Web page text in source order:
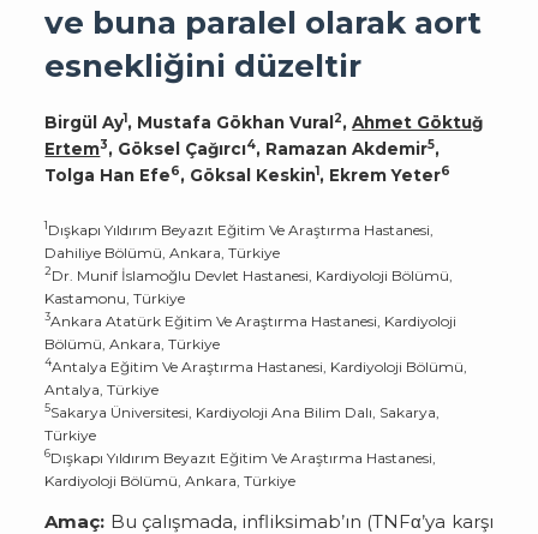
ve buna paralel olarak aort
esnekliğini düzeltir
Birgül Ay1, Mustafa Gökhan Vural 2,Ahmet Göktuğ
Ertem3, Göksel Çağırcı4, Ramazan Akdemir5,
Tolga Han Efe6, Göksal Keskin1, Ekrem Yeter6
1Dışkapı Yıldırım Beyazıt Eğitim Ve Araştırma Hastanesi,
Dahiliye Bölümü, Ankara, Türkiye
2Dr. Munif İslamoğlu Devlet Hastanesi, Kardiyoloji Bölümü,
Kastamonu, Türkiye
3Ankara Atatürk Eğitim Ve Araştırma Hastanesi, Kardiyoloji
Bölümü, Ankara, Türkiye
4Antalya Eğitim Ve Araştırma Hastanesi, Kardiyoloji Bölümü,
Antalya, Türkiye
5Sakarya Üniversitesi, Kardiyoloji Ana Bilim Dalı, Sakarya,
Türkiye
6Dışkapı Yıldırım Beyazıt Eğitim Ve Araştırma Hastanesi,
Kardiyoloji Bölümü, Ankara, Türkiye
Amaç: Bu çalışmada, infliksimab’ın (TNFα’ya karşı